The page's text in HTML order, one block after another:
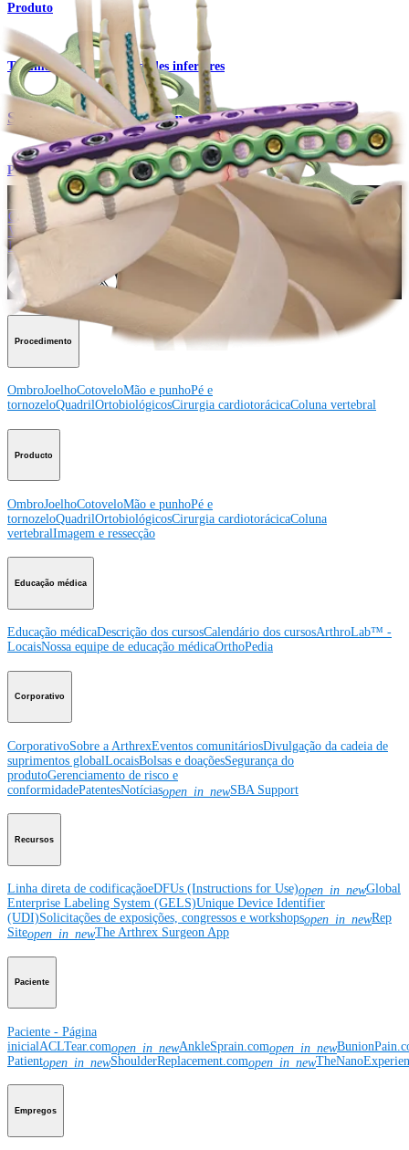
Produto
Traumatismo - Extremidades inferiores
Sistema de mini fragmentos
Procedimento
Como podemos ajudar?
Contacte um representante
Veja eventos, laboratórios e oportunidades educacionais
Inscreva-se para receber: O que há de novo na Arthrex?
Conecte-se conosco
Procedimento
OmbroJoelhoCotoveloMão e punhoPé e
tornozeloQuadrilOrtobiológicosCirurgia cardiotorácicaColuna vertebral
Producto
OmbroJoelhoCotoveloMão e punhoPé e
tornozeloQuadrilOrtobiológicosCirurgia cardiotorácicaColuna
vertebralImagem e ressecção
Educação médica
Educação médicaDescrição dos cursosCalendário dos cursosArthroLab™ -
LocaisNossa equipe de educação médicaOrthoPedia
Corporativo
CorporativoSobre a ArthrexEventos comunitáriosDivulgação da cadeia de
suprimentos globalLocaisBolsas e doaçõesSegurança do
produtoGerenciamento de risco e
conformidadePatentesNotíciasopen_in_newSBA Support
Recursos
Linha direta de codificaçãoeDFUs (Instructions for Use)open_in_newGlobal
Enterprise Labeling System (GELS)Unique Device Identifier
(UDI)Solicitações de exposições, congressos e workshopsopen_in_newRep
Siteopen_in_newThe Arthrex Surgeon App
Paciente
Paciente - Página
inicialACLTear.comopen_in_newAnkleSprain.comopen_in_new
Patientopen_in_newShoulderReplacement.comopen_in_new
Empregos